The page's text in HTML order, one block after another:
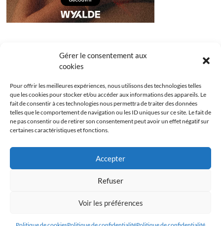
Gérer le consentement aux
cookies
Pour offrir les meilleures expériences, nous utilisons des technologies telles
que les cookies pour stocker et/ou accéder aux informations des appareils. Le
fait de consentir à ces technologies nous permettra de traiter des données
telles que le comportement de navigation ou les ID uniques sur ce site. Le fait de
ne pas consentir ou de retirer son consentement peut avoir un effet négatif sur
certaines caractéristiques et fonctions.
Accepter
Refuser
Voir les préférences
Politique de cookies (UE)
| Designed by:Theme Freesia|WordPress